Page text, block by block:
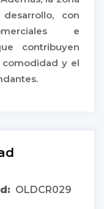
con
e
contribuyen
y el
OLDCR029